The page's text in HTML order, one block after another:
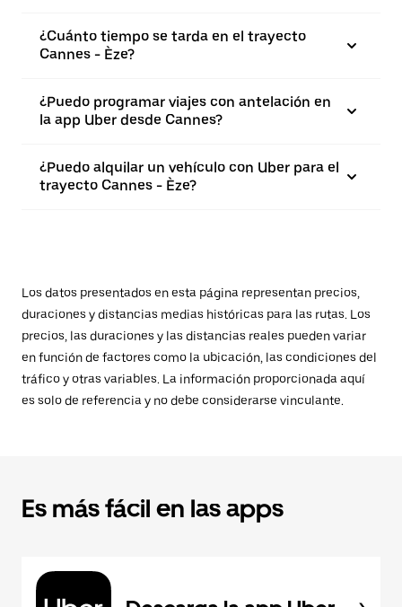
¿Cuánto tiempo se tarda en el trayecto
Cannes - Èze?
¿Puedo programar viajes con antelación en
la app Uber desde Cannes?
¿Puedo alquilar un vehículo con Uber para el
trayecto Cannes - Èze?
Los datos presentados en esta página representan precios,
duraciones y distancias medias históricas para las rutas. Los
precios, las duraciones y las distancias reales pueden variar
en función de factores como la ubicación, las condiciones del
tráfico y otras variables. La información proporcionada aquí
es solo de referencia y no debe considerarse vinculante.
Es más fácil en las apps